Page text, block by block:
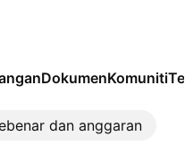
DokumenKomuniti
dan anggaran